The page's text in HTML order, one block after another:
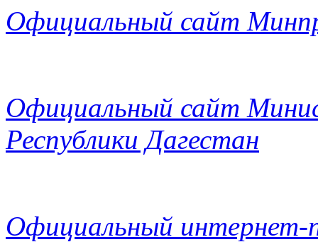
Официальный сайт
Официальный сайт
Республики Дагестан
Официальный интернет-